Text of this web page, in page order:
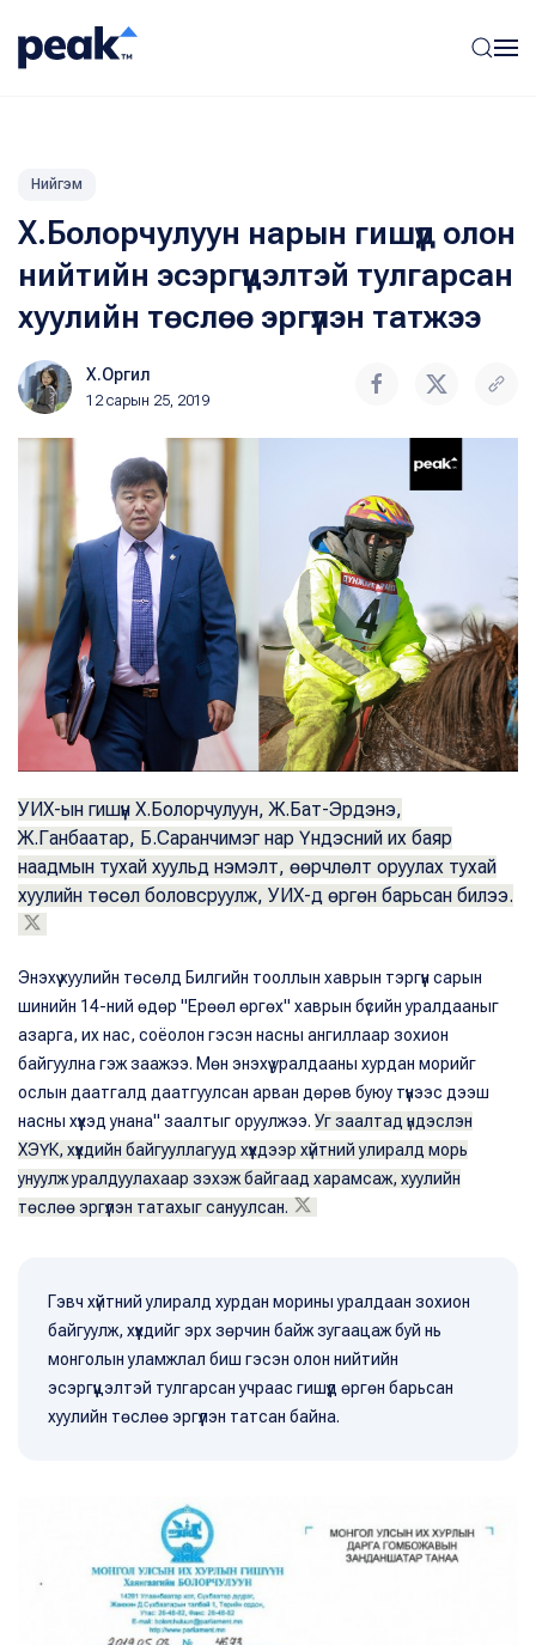
Нийгэм
Х.Болорчулуун нарын гишүүд олон
нийтийн эсэргүүцэлтэй тулгарсан
хуулийн төслөө эргүүлэн татжээ
Х.Оргил
12 сарын 25, 2019
УИХ-ын гишүүн Х.Болорчулуун, Ж.Бат-Эрдэнэ,
Ж.Ганбаатар, Б.Саранчимэг нар Үндэсний их баяр
наадмын тухай хуульд нэмэлт, өөрчлөлт оруулах тухай
хуулийн төсөл боловсруулж, УИХ-д өргөн барьсан билээ.
Энэхүү хуулийн төсөлд Билгийн тооллын хаврын тэргүүн сарын
шинийн 14-ний өдөр "Ерөөл өргөх" хаврын бүсийн уралдааныг
азарга, их нас, соёолон гэсэн насны ангиллаар зохион
байгуулна гэж заажээ. Мөн энэхүү уралдааны хурдан морийг
ослын даатгалд даатгуулсан арван дөрөв буюу түүнээс дээш
насны хүүхэд унана" заалтыг оруулжээ. Уг заалтад үндэслэн
ХЭҮК, хүүхдийн байгууллагууд хүүхдээр хүйтний улиралд морь
унуулж уралдуулахаар зэхэж байгаад харамсаж, хуулийн
төслөө эргүүлэн татахыг сануулсан.
Гэвч хүйтний улиралд хурдан морины уралдаан зохион
байгуулж, хүүхдийг эрх зөрчин байж зугаацаж буй нь
монголын уламжлал биш гэсэн олон нийтийн
эсэргүүцэлтэй тулгарсан учраас гишүүд өргөн барьсан
хуулийн төслөө эргүүлэн татсан байна.